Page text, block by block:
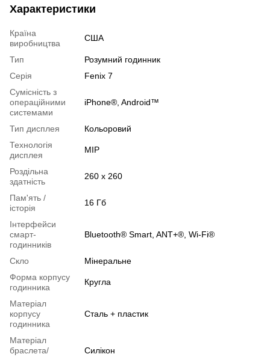
Характеристики
Країна
виробництва
США
Тип
Розумний годинник
Серія
Fenix 7
Сумісність з
операційними
системами
iPhone®, Android™
Тип дисплея
Кольоровий
Технологія
дисплея
MIP
Роздільна
здатність
260 x 260
Пам'ять /
історія
16 Гб
Інтерфейси
смарт-
годинників
Bluetooth® Smart, ANT+®, Wi-Fi®
Скло
Мінеральне
Форма корпусу
годинника
Кругла
Матеріал
корпусу
годинника
Сталь + пластик
Матеріал
браслета/
Силікон